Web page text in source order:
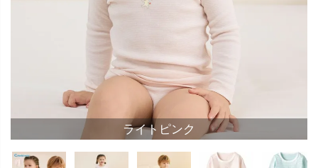
ライトピンク